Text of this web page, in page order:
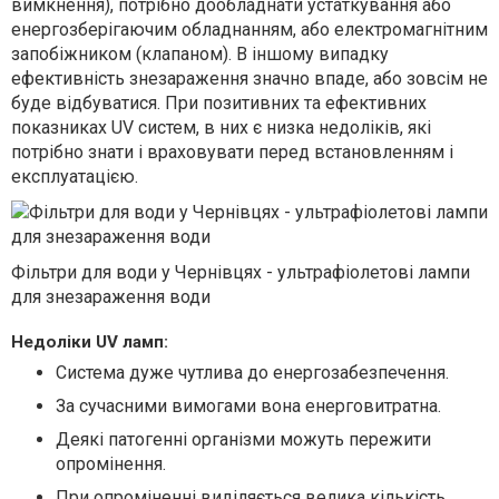
вимкнення), потрібно дообладнати устаткування або
енергозберігаючим обладнанням, або електромагнітним
запобіжником (клапаном). В іншому випадку
ефективність знезараження значно впаде, або зовсім не
буде відбуватися. При позитивних та ефективних
показниках UV систем, в них є низка недоліків, які
потрібно знати і враховувати перед встановленням і
експлуатацією.
Фільтри для води у Чернівцях - ультрафіолетові лампи
для знезараження води
Недоліки UV ламп:
Система дуже чутлива до енергозабезпечення.
За сучасними вимогами вона енерговитратна.
Деякі патогенні організми можуть пережити
опромінення.